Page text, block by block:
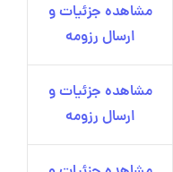
مشاهده جزئیات و
ارسال رزومه
مشاهده جزئیات و
ارسال رزومه